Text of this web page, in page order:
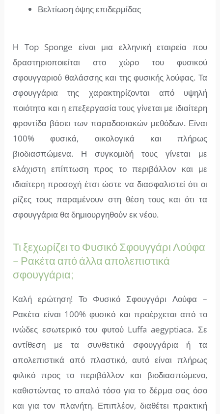
Βελτίωση όψης επιδερμίδας
Η Top Sponge είναι μια ελληνική εταιρεία που
δραστηριοποιείται στο χώρο του φυσικού
σφουγγαριού θαλάσσης και της φυσικής λούφας. Τα
σφουγγάρια της χαρακτηρίζονται από υψηλή
ποιότητα και η επεξεργασία τους γίνεται με ιδιαίτερη
φροντίδα βάσει των παραδοσιακών μεθόδων. Είναι
100% φυσικά, οικολογικά και πλήρως
βιοδιασπώμενα. Η συγκομιδή τους γίνεται με
ελάχιστη επίπτωση προς το περιβάλλον και με
ιδιαίτερη προσοχή έτσι ώστε να διασφαλιστεί ότι οι
ρίζες τους παραμένουν στη θέση τους και ότι τα
σφουγγάρια θα δημιουργηθούν εκ νέου.
Τι ξεχωρίζει το Φυσικό Σφουγγάρι Λούφα
– Ρακέτα από άλλα απολεπιστικά
σφουγγάρια;
Καλή ερώτηση! Το Φυσικό Σφουγγάρι Λούφα –
Ρακέτα είναι 100% φυσικό και προέρχεται από το
ινώδες εσωτερικό του φυτού Luffa aegyptiaca. Σε
αντίθεση με τα συνθετικά σφουγγάρια ή τα
απολεπιστικά από πλαστικό, αυτό είναι πλήρως
φιλικό προς το περιβάλλον και βιοδιασπώμενο,
καθιστώντας το απαλό τόσο για το δέρμα σας όσο
και για τον πλανήτη. Επιπλέον, διαθέτει πρακτική